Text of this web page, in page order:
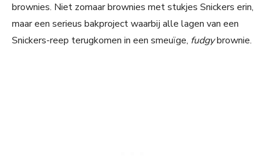
brownies. Niet zomaar brownies met stukjes Snickers erin,
maar een serieus bakproject waarbij alle lagen van een
Snickers-reep terugkomen in een smeuïge, fudgybrownie.